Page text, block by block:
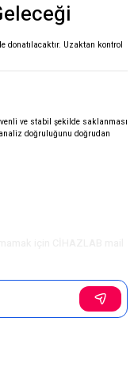
donatılacaktır. Uzaktan kontrol
ve stabil şekilde saklanması
doğruluğunu doğrudan